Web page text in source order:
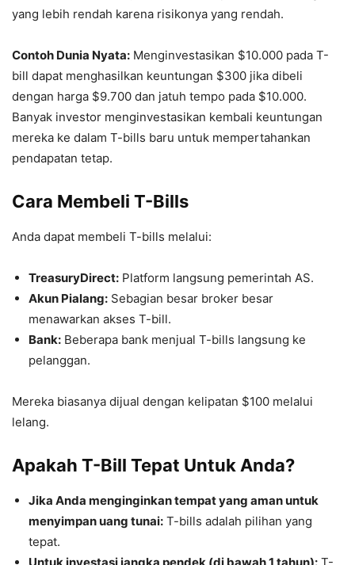
yang lebih rendah karena risikonya yang rendah.
Contoh Dunia Nyata: Menginvestasikan $10.000 pada T-
bill dapat menghasilkan keuntungan $300 jika dibeli
dengan harga $9.700 dan jatuh tempo pada $10.000.
Banyak investor menginvestasikan kembali keuntungan
mereka ke dalam T-bills baru untuk mempertahankan
pendapatan tetap.
Cara Membeli T-Bills
Anda dapat membeli T-bills melalui:
TreasuryDirect: Platform langsung pemerintah AS.
Akun Pialang: Sebagian besar broker besar
menawarkan akses T-bill.
Bank: Beberapa bank menjual T-bills langsung ke
pelanggan.
Mereka biasanya dijual dengan kelipatan $100 melalui
lelang.
Apakah T-Bill Tepat Untuk Anda?
Jika Anda menginginkan tempat yang aman untuk
menyimpan uang tunai: T-bills adalah pilihan yang
tepat.